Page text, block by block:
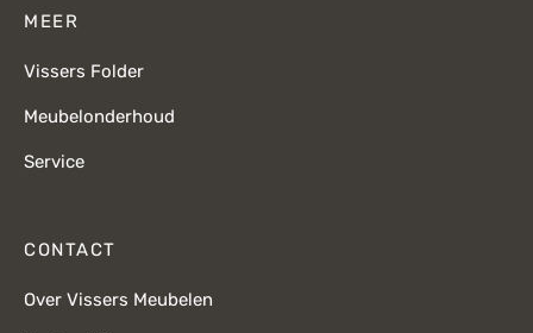
MEER
Vissers Folder
Meubelonderhoud
Service
CONTACT
Over Vissers Meubelen